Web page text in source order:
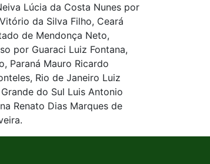
Lúcia da Costa Nunes por
da Silva Filho, Ceará
de Mendonça Neto,
por Guaraci Luiz Fontana,
Paraná Mauro Ricardo
Rio de Janeiro Luiz
do Sul Luis Antonio
Renato Dias Marques de